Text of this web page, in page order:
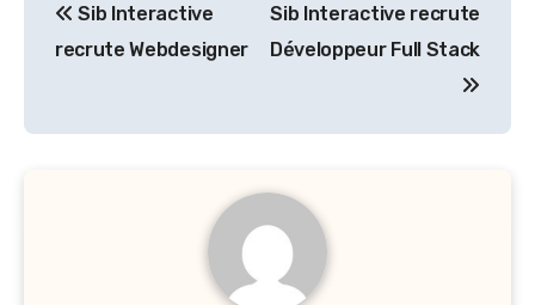
de
Sib Interactive
recrute Webdesigner
Sib Interactive recrute
Développeur Full Stack